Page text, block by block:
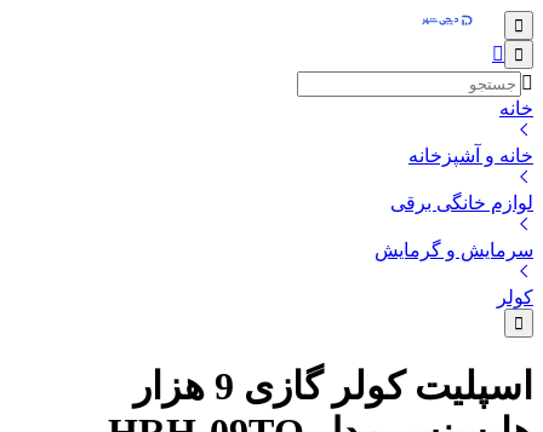
خانه
خانه و آشپزخانه
لوازم خانگی برقی
سرمایش و گرمایش
کولر
اسپلیت کولر گازی 9 هزار